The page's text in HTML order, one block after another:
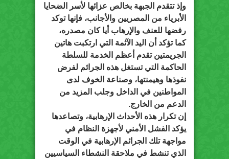
وإذ تتقدم الجبهة بخالص عزائها لأسر الضحايا
الأبرياء من المصريين والأجانب، فإنها توكد
رفضها للعنف والإرهاب أيا كان مصدره،
كما تؤكد أن اليد الآثمة التي ارتكبت هاتين
الجريمتين تقدم أعظم الخدمة للسلطة
الحاكمة التي تستغل هذه الجرائم لفرض
نفوذها وهيمنتها، وصناعة الخوف لدى
المواطنين في الداخل وجلب المزيد من
الدعم من الخارج.
إن تكرار هذه الأحداث الإرهابية، وتصاعدها
يؤكد الفشل الأمني لأجهزة النظام في
مواجهة تلك الجرائم الإرهابية في الوقت
الذي تنشط في ملاحقة النشطاء السياسيين